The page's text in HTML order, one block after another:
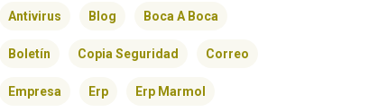
Antivirus Blog Boca A Boca
Boletín Copia Seguridad Correo
Empresa Erp Erp Marmol